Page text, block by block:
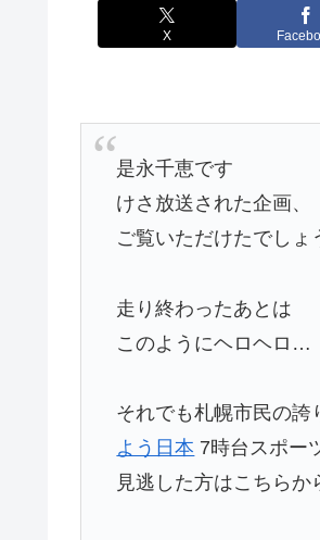
X
是永千恵です
けさ放送された企画、
ご覧いただけたでしょ
走り終わったあとは
このようにヘロヘロ…
それでも札幌市民の
よう日本 7時台スポー
見逃した方はこちらか